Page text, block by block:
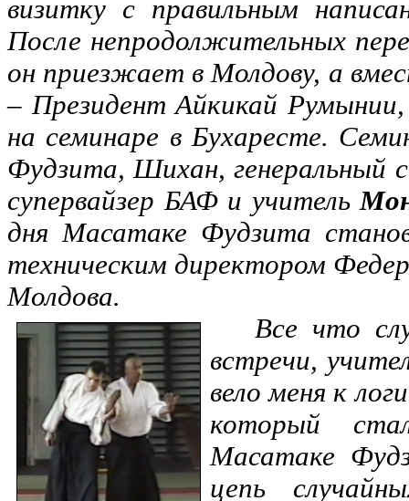
визитку с правильным
После непродолжительных
он приезжает в Молдову, а
– Президент Айкикай
на семинаре в Бухаресте.
Фудзита, Шихан, генеральный
супервайзер БАФ и учитель
дня Масатаке Фудзита
техническим директором
Молдова.
Все что
встречи,
вело меня к
который
Масатаке
цепь